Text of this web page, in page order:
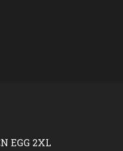
EGG 2XL